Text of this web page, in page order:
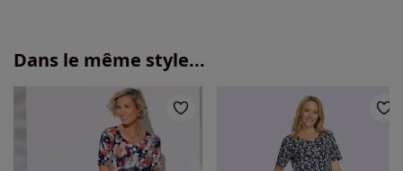
Dans le même style...